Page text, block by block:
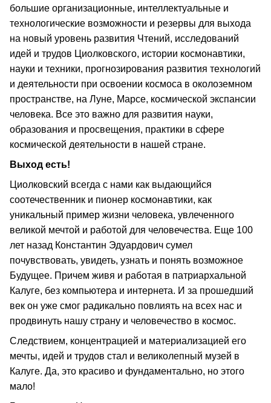
большие организационные, интеллектуальные и
технологические возможности и резервы для выхода
на новый уровень развития Чтений, исследований
идей и трудов Циолковского, истории космонавтики,
науки и техники, прогнозирования развития технологий
и деятельности при освоении космоса в околоземном
пространстве, на Луне, Марсе, космической экспансии
человека. Все это важно для развития науки,
образования и просвещения, практики в сфере
космической деятельности в нашей стране.
Выход есть!
Циолковский всегда с нами как выдающийся
соотечественник и пионер космонавтики, как
уникальный пример жизни человека, увлеченного
великой мечтой и работой для человечества. Еще 100
лет назад Константин Эдуардович сумел
почувствовать, увидеть, узнать и понять возможное
Будущее. Причем живя и работая в патриархальной
Калуге, без компьютера и интернета. И за прошедший
век он уже смог радикально повлиять на всех нас и
продвинуть нашу страну и человечество в космос.
Следствием, концентрацией и материализацией его
мечты, идей и трудов стал и великолепный музей в
Калуге. Да, это красиво и фундаментально, но этого
мало!